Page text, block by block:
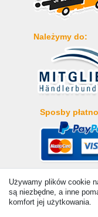
Należymy do:
Sposby
Używamy plików cookie
są niezbędne, a inne
komfort jej użytkowania.